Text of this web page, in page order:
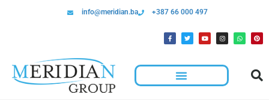
info@meridian.ba +387 66 000 497